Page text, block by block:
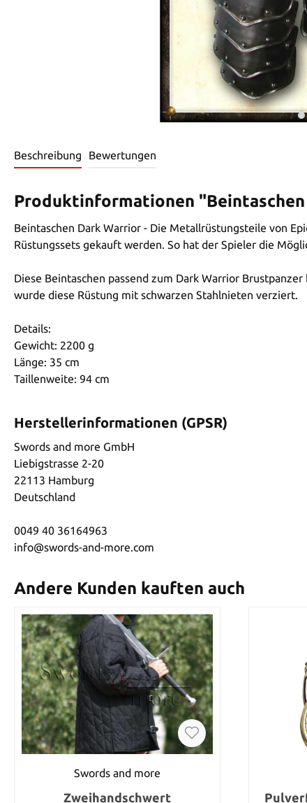
Beschreibung Bewertungen
Produktinformationen
Beintaschen Dark Warrior - Die Metallrüstungsteile von
Rüstungssets gekauft werden. So hat der Spieler die
Diese Beintaschen passend zum Dark Warrior
wurde diese Rüstung mit schwarzen Stahlnieten verziert.
Details:
Gewicht: 2200 g
Länge: 35 cm
Taillenweite: 94 cm
Herstellerinformationen (GPSR)
Swords and more GmbH
Liebigstrasse 2-20
22113 Hamburg
Deutschland
0049 40 36164963
info@swords-and-more.com
Andere Kunden kauften auch
Swords and more
Zweihandschwert